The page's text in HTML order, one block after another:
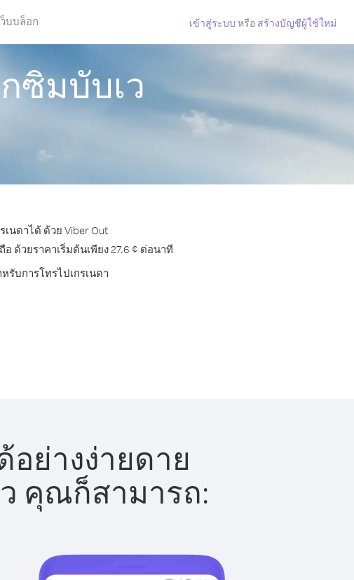
ว็บบล็อก เข้าสู่ระบบ หรือ สร้างบัญชีผู้ใช้ใหม่
ซิมบับเว
นดาได้ ด้วย Viber Out
ด้วยราคาเริ่มต้นเพียง 27.6 ¢ ต่อนาที
บการโทรไปเกรเนดา
อย่างง่ายดาย
คุณก็สามารถ: